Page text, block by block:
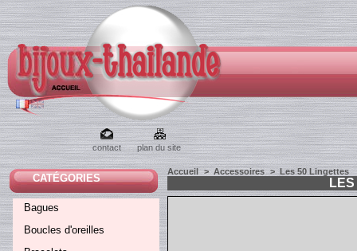
contact plan du site
CATÉGORIES
Bagues
Boucles d'oreilles
Accueil > Accessoires > Les 50 Lingettes